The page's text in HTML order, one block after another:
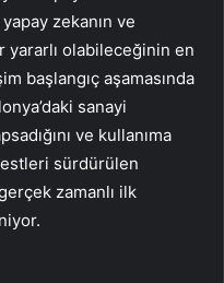
zekanın ve
yararlı olabileceğinin en
başlangıç aşamasında
sanayi
ve kullanıma
sürdürülen
zamanlı ilk